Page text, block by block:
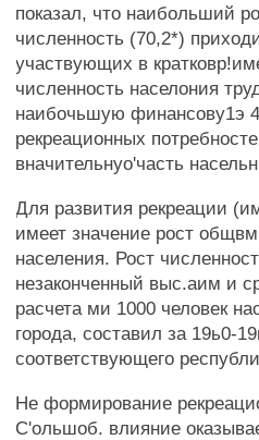
показал, что наибольший
численность (70,2*)
участвующих в
численность населония
наибочьшую финансову1э
рекреационных
вначительнуо'часть
Для развития рекреации
имеет значение рост
населения. Рост
незаконченный выс.аим и
расчета ми 1000 человек
города, составил за 19ь0-
соответствующего
Не формирование
С'ольшоб. влияние